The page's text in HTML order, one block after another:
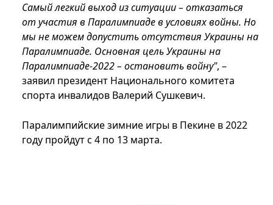
Самый легкий выход из ситуации – отказаться
от участия в Паралимпиаде в условиях войны. Но
мы не можем допустить отсутствия Украины на
Паралимпиаде. Основная цель Украины на
Паралимпиаде-2022 – остановить войну", –
заявил президент Национального комитета
спорта инвалидов Валерий Сушкевич.
Паралимпийские зимние игры в Пекине в 2022
году пройдут с 4 по 13 марта.